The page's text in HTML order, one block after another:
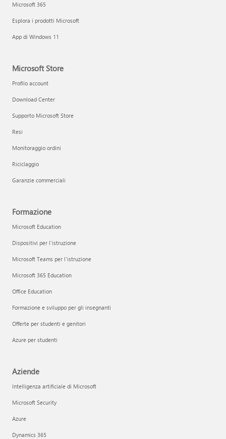
Microsoft 365
Esplora i prodotti Microsoft
App di Windows 11
Microsoft Store
Profilo account
Download Center
Supporto Microsoft Store
Resi
Monitoraggio ordini
Riciclaggio
Garanzie commerciali
Formazione
Microsoft Education
Dispositivi per l'istruzione
Microsoft Teams per l'istruzione
Microsoft 365 Education
Office Education
Formazione e sviluppo per gli insegnanti
Offerte per studenti e genitori
Azure per studenti
Aziende
Intelligenza artificiale di Microsoft
Microsoft Security
Azure
Dynamics 365